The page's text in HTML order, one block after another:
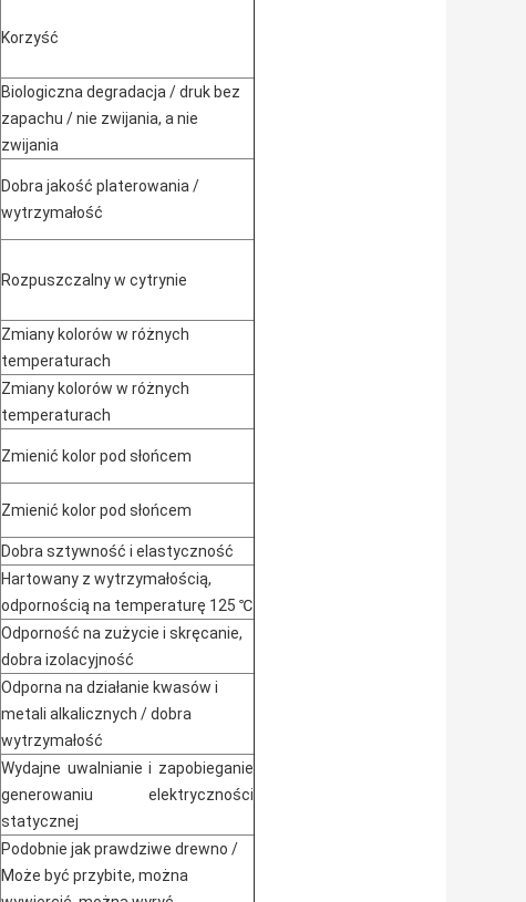
Korzyść
Biologiczna degradacja / druk bez
zapachu / nie zwijania, a nie
zwijania
Dobra jakość platerowania /
wytrzymałość
Rozpuszczalny w cytrynie
Zmiany kolorów w różnych
temperaturach
Zmiany kolorów w różnych
temperaturach
Zmienić kolor pod słońcem
Zmienić kolor pod słońcem
Dobra sztywność i elastyczność
Hartowany z wytrzymałością,
odpornością na temperaturę 125 ℃
Odporność na zużycie i skręcanie,
dobra izolacyjność
Odporna na działanie kwasów i
metali alkalicznych / dobra
wytrzymałość
Wydajne uwalnianie i zapobieganie
generowaniu elektryczności
statycznej
Podobnie jak prawdziwe drewno /
Może być przybite, można